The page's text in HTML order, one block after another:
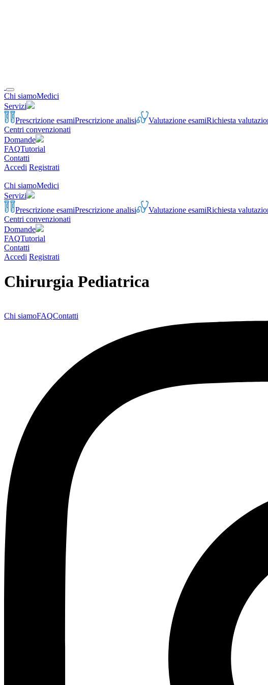
Chi siamoMedici
Servizi
Prescrizione esamiPrescrizione analisi Valutazione esamiRichiesta
Centri convenzionati
Domande
FAQTutorial
Contatti
Accedi Registrati
Chi siamoMedici
Servizi
Prescrizione esamiPrescrizione analisi Valutazione esamiRichiesta
Centri convenzionati
Domande
FAQTutorial
Contatti
Accedi Registrati
Chirurgia Pediatrica
Chi siamoFAQContatti